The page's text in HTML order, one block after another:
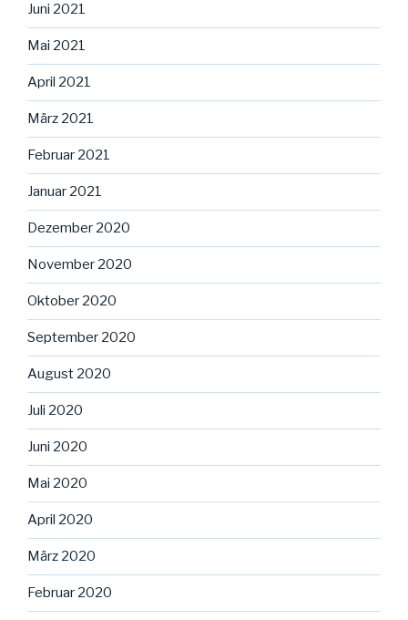
Juni 2021
Mai 2021
April 2021
März 2021
Februar 2021
Januar 2021
Dezember 2020
November 2020
Oktober 2020
September 2020
August 2020
Juli 2020
Juni 2020
Mai 2020
April 2020
März 2020
Februar 2020